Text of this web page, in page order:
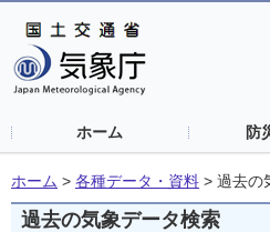
ホーム 防
ホーム > 各種データ・資料 > 過去の
過去の気象データ検索